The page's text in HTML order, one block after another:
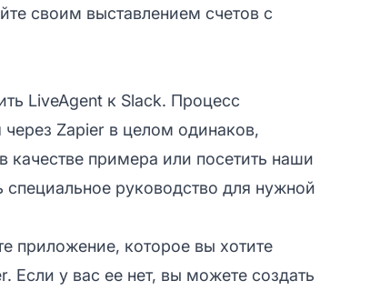
своим выставлением счетов с
LiveAgent к Slack. Процесс
Zapier в целом одинаков,
качестве примера или посетить наши
специальное руководство для нужной
приложение, которое вы хотите
Если у вас ее нет, вы можете создать